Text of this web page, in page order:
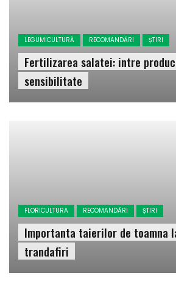
LEGUMICULTURĂ RECOMANDĂRI ȘTIRI
Fertilizarea salatei: intre
sensibilitate
FLORICULTURA RECOMANDĂRI ȘTIRI
Importanta taierilor de toamna
trandafiri